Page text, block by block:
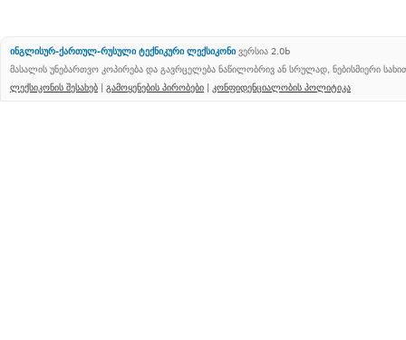
ინგლისურ-ქართულ-რუსული ტექნიკური ლექსიკონი ვერსია 2.0b
მასალის უნებართვო კოპირება და გავრცელება ნაწილობრივ ან სრულად, ნებისმიერი
ლექსიკონის შესახებ | გამოყენების პირობები | კონფიდენციალობის პოლიტიკა